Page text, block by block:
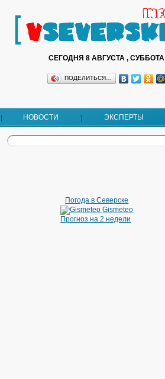
СЕГОДНЯ 8 АВГУСТА , СУББОТА
ПОДЕЛИТЬСЯ…
НОВОСТИ ЭКСПЕРТЫ
Погода в Северске
Gismeteo
Прогноз на 2 недели